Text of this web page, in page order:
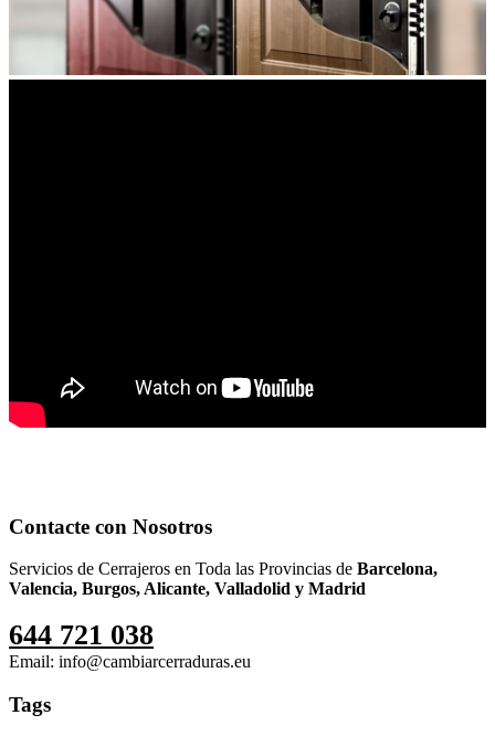
Contacte con Nosotros
Servicios de Cerrajeros en Toda las Provincias de Barcelona,
Valencia, Burgos, Alicante, Valladolid y Madrid
644 721 038
Email: info@cambiarcerraduras.eu
Tags